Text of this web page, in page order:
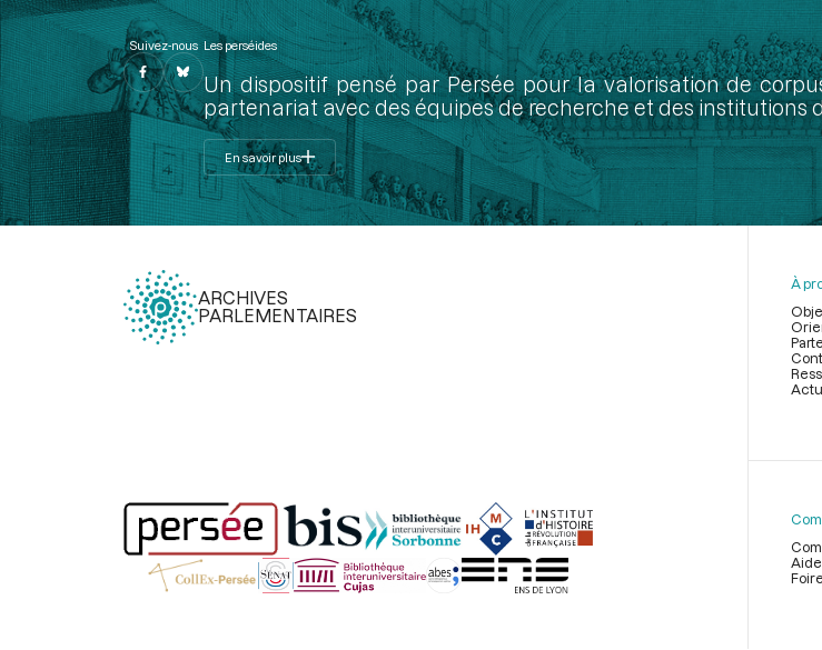
Suivez-nous Les perséides
Un dispositif pensé par Persée pour la valorisation de
partenariat avec des équipes de recherche et des institutions
En savoir plus
ARCHIVES
PARLEMENTAIRES
page
À